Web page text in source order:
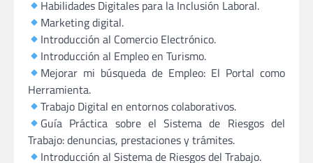
Habilidades Digitales para la Inclusión Laboral.
Marketing digital.
Introducción al Comercio Electrónico.
Introducción al Empleo en Turismo.
Mejorar mi búsqueda de Empleo: El Portal como
Herramienta.
Trabajo Digital en entornos colaborativos.
Guía Práctica sobre el Sistema de Riesgos del
Trabajo: denuncias, prestaciones y trámites.
Introducción al Sistema de Riesgos del Trabajo.